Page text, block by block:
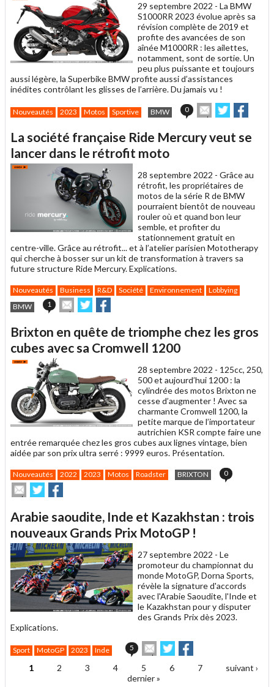
29 septembre 2022 - La BMW
S1000RR 2023 évolue après sa
révision complète de 2019 et
profite des avancées de son
aînée M1000RR : les ailettes,
notamment, sont de sortie. Un
peu plus puissante et toujours
aussi légère, la Superbike BMW profite aussi d’assistances
inédites contrôlant les glisses de l’arrière. Du jamais vu !
Nouveautés 2023 Motos Sportive BMW 0
Envoyer
cet
à
Partager
sur sur
La société française Ride Mercury veut se
lancer dans le rétrofit moto
28 septembre 2022 - Grâce au
rétrofit, les propriétaires de
motos de la série R de BMW
pourraient bientôt de nouveau
rouler où et quand bon leur
semble, et profiter du
stationnement gratuit en
centre-ville. Grâce au rétrofit... et à l’atelier parisien Mototherapy
qui cherche à bosser sur un kit de transformation à travers sa
future structure Ride Mercury. Explications.
Nouveautés Business R&D Société Environnement
Lobbying
BMW
1
Envoyer
cet
à
un
ami
Partager
sur sur
Brixton en quête de triomphe chez les gros
cubes avec sa Cromwell 1200
28 septembre 2022 - 125cc, 250,
500 et aujourd’hui 1200 : la
cylindrée des motos Brixton ne
cesse d’augmenter ! Avec sa
charmante Cromwell 1200, la
petite marque de l’importateur
autrichien KSR compte faire une
entrée remarquée chez les gros cubes aux lignes vintage, bien
aidée par son prix ultra serré : 9999 euros. Présentation.
Nouveautés 2022 2023 Motos Roadster BRIXTON 0
Envoyer
cet
à
un
ami
Partager
sur
sur
Arabie saoudite, Inde et Kazakhstan : trois
nouveaux Grands Prix MotoGP !
27 septembre 2022 - Le
promoteur du championnat du
monde MotoGP, Dorna Sports,
révèle la signature d'accords
avec l'Arabie Saoudite, l'Inde et
le Kazakhstan pour y disputer
des Grands Prix dès 2023.
Explications.
Sport MotoGP 2023 Inde 5
Envoyer
cet
article
à
Partager
sur
Twitter
sur
Facebook
Pages
1 2 3 4 5 6 7
suivant ›
dernier »